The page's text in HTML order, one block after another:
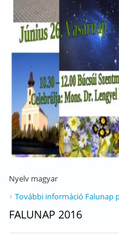
Nyelv magyar
További információ Falunap
FALUNAP 2016